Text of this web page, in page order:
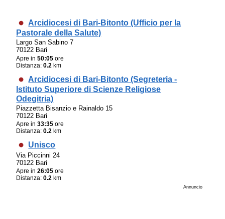
Arcidiocesi di Bari-Bitonto (Ufficio per la
Pastorale della Salute)
Largo San Sabino 7
70122 Bari
Apre in50:05 ore
Distanza:0.2 km
Arcidiocesi di Bari-Bitonto (Segreteria -
Istituto Superiore di Scienze Religiose
Odegitria)
Piazzetta Bisanzio e Rainaldo 15
70122 Bari
Apre in33:35 ore
Distanza:0.2 km
Unisco
Via Piccinni 24
70122 Bari
Apre in26:05 ore
Distanza:0.2 km
Annuncio